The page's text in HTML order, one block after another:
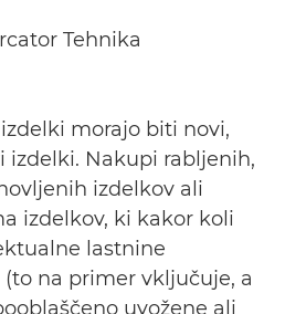
Tehnika
morajo biti novi,
izdelki. Nakupi rabljenih,
izdelkov ali
izdelkov, ki kakor koli
lastnine
na primer vključuje, a
uvožene ali